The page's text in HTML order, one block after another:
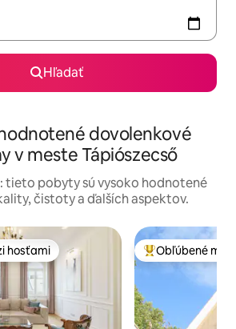
Hľadať
dovolenkové
v meste Tápiószecső
tieto pobyty sú vysoko hodnotené
čistoty a ďalších aspektov.
hosťami
hosťami Najobľúbenejšie
Obľúbené